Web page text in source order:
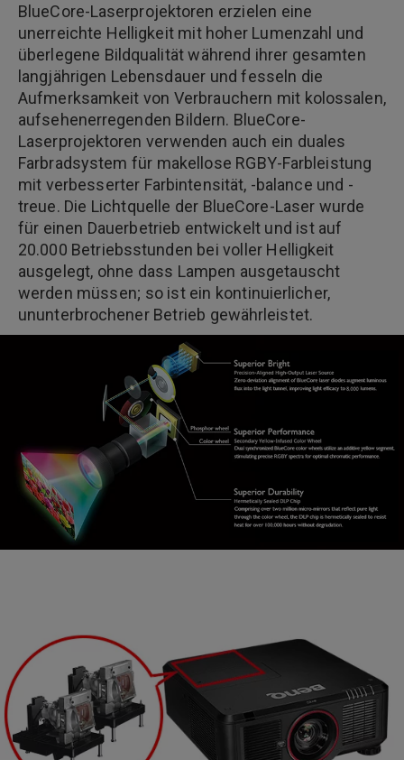
BlueCore-Laserprojektoren erzielen eine
unerreichte Helligkeit mit hoher Lumenzahl und
überlegene Bildqualität während ihrer gesamten
langjährigen Lebensdauer und fesseln die
Aufmerksamkeit von Verbrauchern mit kolossalen,
aufsehenerregenden Bildern. BlueCore-
Laserprojektoren verwenden auch ein duales
Farbradsystem für makellose RGBY-Farbleistung
mit verbesserter Farbintensität, -balance und -
treue. Die Lichtquelle der BlueCore-Laser wurde
für einen Dauerbetrieb entwickelt und ist auf
20.000 Betriebsstunden bei voller Helligkeit
ausgelegt, ohne dass Lampen ausgetauscht
werden müssen; so ist ein kontinuierlicher,
ununterbrochener Betrieb gewährleistet.